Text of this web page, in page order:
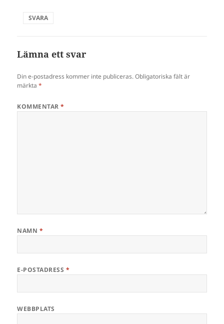
SVARA
Lämna ett svar
Din e-postadress kommer inte publiceras. Obligatoriska fält är
märkta*
KOMMENTAR*
NAMN *
E-POSTADRESS *
WEBBPLATS